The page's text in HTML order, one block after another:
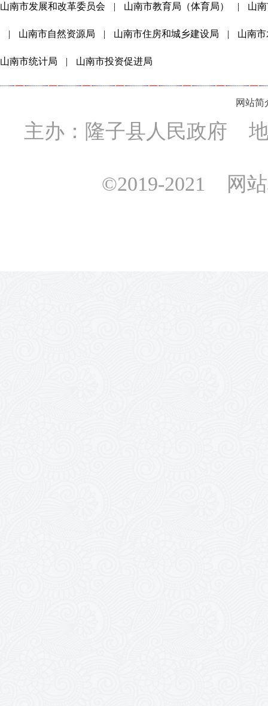
山南市发展和改革委员会 | 山南市教育局（体育局） | 山
| 山南市自然资源局 | 山南市住房和城乡建设局 | 山南
山南市统计局 | 山南市投资促进局
网站简
主办：隆子县人民政府
©2019-2021 网